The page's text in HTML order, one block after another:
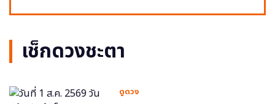
เช็กดวงชะตา
ดูดวง